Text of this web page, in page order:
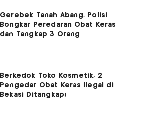
Gerebek Tanah Abang, Polisi
Bongkar Peredaran Obat Keras
dan Tangkap 3 Orang
Berkedok Toko Kosmetik, 2
Pengedar Obat Keras Ilegal di
Bekasi Ditangkap!